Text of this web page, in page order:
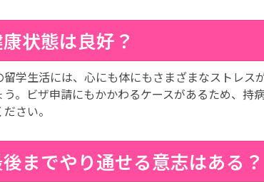
状態は良好？
留学生活には、心にも体にもさまざまなストレス
う。ビザ申請にもかかわるケースがあるため、持
さい。
までやり通せる意志はある？